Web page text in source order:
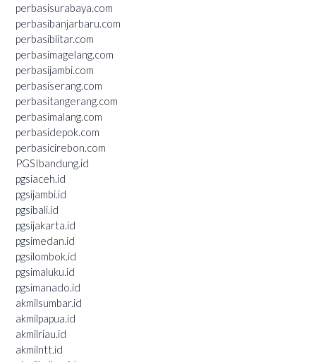
perbasisurabaya.com
perbasibanjarbaru.com
perbasiblitar.com
perbasimagelang.com
perbasijambi.com
perbasiserang.com
perbasitangerang.com
perbasimalang.com
perbasidepok.com
perbasicirebon.com
PGSIbandung.id
pgsiaceh.id
pgsijambi.id
pgsibali.id
pgsijakarta.id
pgsimedan.id
pgsilombok.id
pgsimaluku.id
pgsimanado.id
akmilsumbar.id
akmilpapua.id
akmilriau.id
akmilntt.id